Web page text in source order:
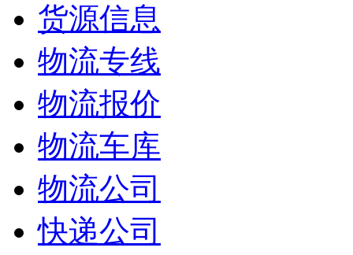
货源信息
物流专线
物流报价
物流车库
物流公司
快递公司